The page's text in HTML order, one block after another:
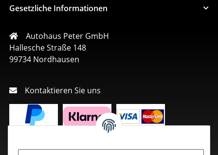
Gesetzliche Informationen
Autohaus Peter GmbH
Hallesche Straße 148
99734 Nordhausen
Kontaktieren Sie uns